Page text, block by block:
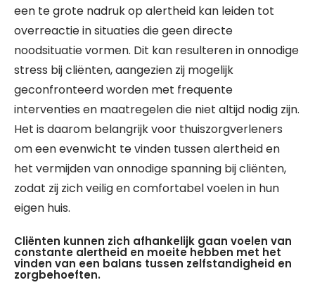
een te grote nadruk op alertheid kan leiden tot
overreactie in situaties die geen directe
noodsituatie vormen. Dit kan resulteren in onnodige
stress bij cliënten, aangezien zij mogelijk
geconfronteerd worden met frequente
interventies en maatregelen die niet altijd nodig zijn.
Het is daarom belangrijk voor thuiszorgverleners
om een evenwicht te vinden tussen alertheid en
het vermijden van onnodige spanning bij cliënten,
zodat zij zich veilig en comfortabel voelen in hun
eigen huis.
Cliënten kunnen zich afhankelijk gaan voelen van
constante alertheid en moeite hebben met het
vinden van een balans tussen zelfstandigheid en
zorgbehoeften.